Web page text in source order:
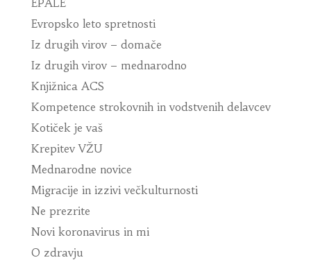
EPALE
Evropsko leto spretnosti
Iz drugih virov – domače
Iz drugih virov – mednarodno
Knjižnica ACS
Kompetence strokovnih in vodstvenih delavcev
Kotiček je vaš
Krepitev VŽU
Mednarodne novice
Migracije in izzivi večkulturnosti
Ne prezrite
Novi koronavirus in mi
O zdravju